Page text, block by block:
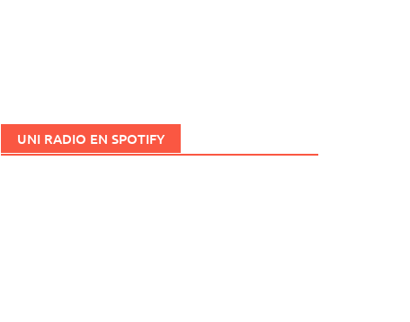
UNI RADIO EN SPOTIFY